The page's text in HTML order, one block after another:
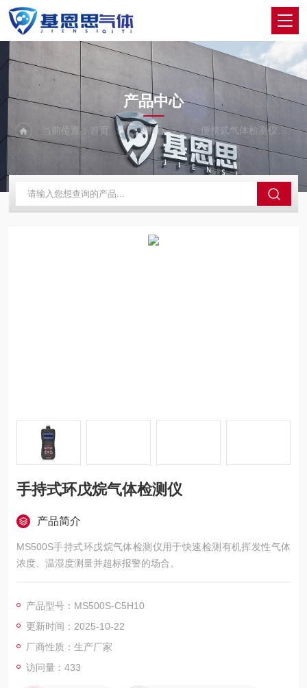
PRODUCTS CENTER
产品中心
当前位置： 首页 产品中心 便携式气体检测仪
手持式环戊烷气体检测仪
产品简介
MS500S手持式环戊烷气体检测仪用于快速检测有机挥发性气体
浓度、温湿度测量并超标报警的场合。
产品型号：MS500S-C5H10
更新时间：2025-10-22
厂商性质：生产厂家
访问量：433